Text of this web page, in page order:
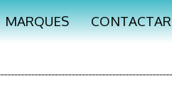
MARQUES CONTACTAR